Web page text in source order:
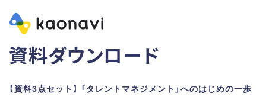
資料ダウンロード
【資料3点セット】 「タレントマネジメント」へのはじめの一歩